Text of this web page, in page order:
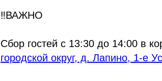
‼ВАЖНО
Сбор гостей с 13:30 до 14:00 в
городской округ, д. Лапино, 1-е